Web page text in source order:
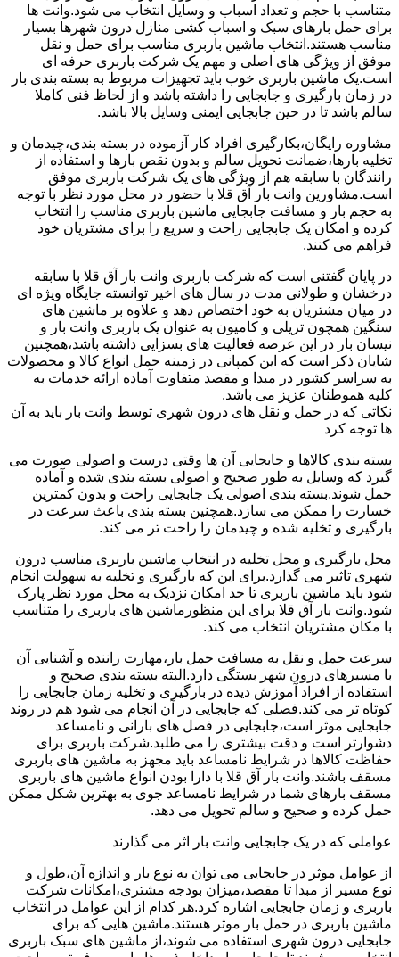
متناسب با حجم و تعداد اسباب و وسایل انتخاب می شود.وانت ها
برای حمل بارهای سبک و اسباب کشی منازل درون شهرها بسیار
مناسب هستند.انتخاب ماشین باربری مناسب برای حمل و نقل
موفق از ویژگی های اصلی و مهم یک شرکت باربری حرفه ای
است.یک ماشین باربری خوب باید تجهیزات مربوط به بسته بندی بار
در زمان بارگیری و جابجایی را داشته باشد و از لحاظ فنی کاملا
سالم باشد تا در حین جابجایی ایمنی وسایل بالا باشد.
مشاوره رایگان،بکارگیری افراد کار آزموده در بسته بندی،چیدمان و
تخلیه بارها،ضمانت تحویل سالم و بدون نقص بارها و استفاده از
رانندگان با سابقه هم از ویژگی های یک شرکت باربری موفق
است.مشاورین وانت بار آق قلا با حضور در محل مورد نظر با توجه
به حجم بار و مسافت جابجایی ماشین باربری مناسب را انتخاب
کرده و امکان یک جابجایی راحت و سریع را برای مشتریان خود
فراهم می کنند.
در پایان گفتنی است که شرکت باربری وانت بار آق قلا با سابقه
درخشان و طولانی مدت در سال های اخیر توانسته جایگاه ویژه ای
در میان مشتریان به خود اختصاص دهد و علاوه بر ماشین های
سنگین همچون تریلی و کامیون به عنوان یک باربری وانت بار و
نیسان بار در این عرصه فعالیت های بسزایی داشته باشد،همچنین
شایان ذکر است که این کمپانی در زمینه حمل انواع کالا و محصولات
به سراسر کشور در مبدا و مقصد متفاوت آماده ارائه خدمات به
کلیه هموطنان عزیز می باشد.
نکاتی که در حمل و نقل های درون شهری توسط وانت بار باید به آن
ها توجه کرد
بسته بندی کالاها و جابجایی آن ها وقتی درست و اصولی صورت می
گیرد که وسایل به طور صحیح و اصولی بسته بندی شده و آماده
حمل شوند.بسته بندی اصولی یک جابجایی راحت و بدون کمترین
خسارت را ممکن می سازد.همچنین بسته بندی باعث سرعت در
بارگیری و تخلیه شده و چیدمان را راحت تر می کند.
محل بارگیری و محل تخلیه در انتخاب ماشین باربری مناسب درون
شهری تاثیر می گذارد.برای این که بارگیری و تخلیه به سهولت انجام
شود باید ماشین باربری تا حد امکان نزدیک به محل مورد نظر پارک
شود.وانت بار آق قلا برای این منظورماشین های باربری را متناسب
با مکان مشتریان انتخاب می کند.
سرعت حمل و نقل به مسافت حمل بار،مهارت راننده و آشنایی آن
با مسیرهای درون شهر بستگی دارد.البته بسته بندی صحیح و
استفاده از افراد آموزش دیده در بارگیری و تخلیه زمان جابجایی را
کوتاه تر می کند.فصلی که جابجایی در آن انجام می شود هم در روند
جابجایی موثر است،جابجایی در فصل های بارانی و نامساعد
دشوارتر است و دقت بیشتری را می طلبد.شرکت باربری برای
حفاظت کالاها در شرایط نامساعد باید مجهز به ماشین های باربری
مسقف باشند.وانت بار آق قلا با دارا بودن انواع ماشین های باربری
مسقف بارهای شما در شرایط نامساعد جوی به بهترین شکل ممکن
حمل کرده و صحیح و سالم تحویل می دهد.
عواملی که در یک جابجایی وانت بار اثر می گذارند
از عوامل موثر در جابجایی می توان به نوع بار و اندازه آن،طول و
نوع مسیر از مبدا تا مقصد،میزان بودجه مشتری،امکانات شرکت
باربری و زمان جابجایی اشاره کرد.هر کدام از این عوامل در انتخاب
ماشین باربری در حمل بار موثر هستند.ماشین هایی که برای
جابجایی درون شهری استفاده می شوند،از ماشین های سبک باربری